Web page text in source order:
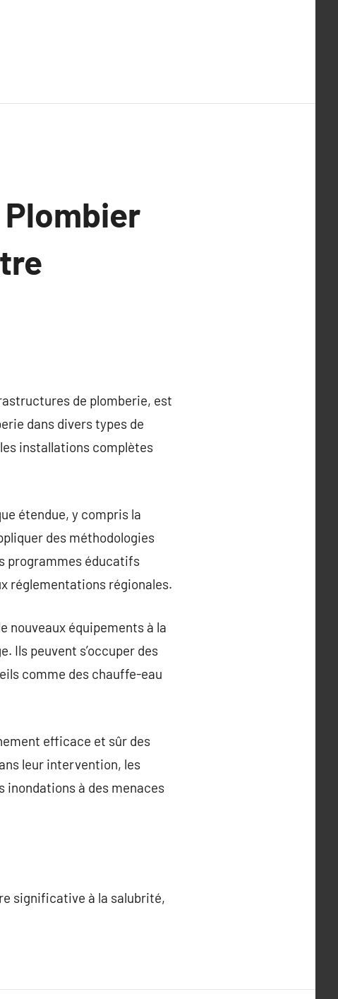
Plombier
de plomberie, est
dans divers types de
installations complètes
étendue, y compris la
des méthodologies
programmes éducatifs
réglementations régionales.
nouveaux équipements à la
Ils peuvent s’occuper des
comme des chauffe-eau
efficace et sûr des
leur intervention, les
inondations à des menaces
significative à la salubrité,